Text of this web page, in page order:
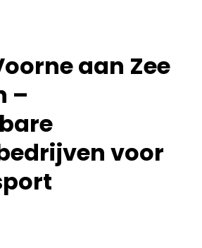
aan Zee
–
voor